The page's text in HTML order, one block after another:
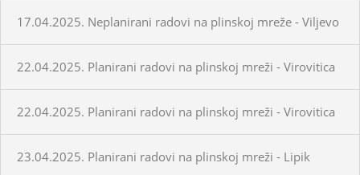
17.04.2025. Neplanirani radovi na plinskoj mreže - Viljevo
22.04.2025. Planirani radovi na plinskoj mreži - Virovitica
22.04.2025. Planirani radovi na plinskoj mreži - Virovitica
23.04.2025. Planirani radovi na plinskoj mreži - Lipik